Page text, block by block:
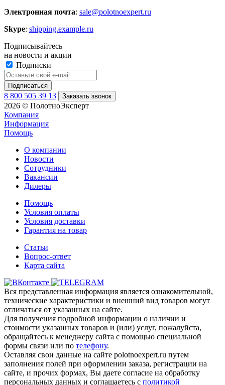
Электронная почта: sale@polotnoexpert.ru
Skype: shipping.example.ru
Подписывайтесь
на новости и акции
Подписки
8 800 505 39 13 Заказать звонок
2026 © ПолотноЭксперт
Компания
Информация
Помощь
О компании
Новости
Сотрудники
Вакансии
Дилеры
Помощь
Условия оплаты
Условия доставки
Гарантия на товар
Статьи
Вопрос-ответ
Карта сайта
Вся представленная информация является ознакомительной,
технические характеристики и внешний вид товаров могут
отличаться от указанных на сайте.
Для получения подробной информации о наличии и
стоимости указанных товаров и (или) услуг, пожалуйста,
обращайтесь к менеджеру сайта с помощью специальной
формы связи или по телефону.
Оставляя свои данные на сайте polotnoexpert.ru путем
заполнения полей при оформлении заказа, регистрации на
сайте, и прочих формах, Вы даете согласие на обработку
персональных данных и соглашаетесь с политикой